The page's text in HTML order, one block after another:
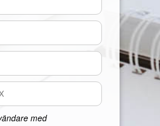
med